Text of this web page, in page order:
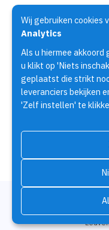
Wij gebruiken cookies
Analytics
Als u hiermee akkoord
u klikt op 'Niets
geplaatst die strikt
leveranciers bekijken
'Zelf instellen' te
Germo Techniek
assemblagetechniek.
met het zoeken
Over